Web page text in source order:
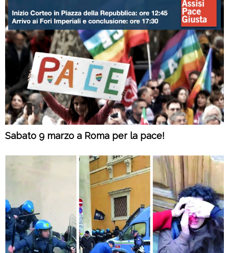
Sabato 9 marzo a Roma per la pace!